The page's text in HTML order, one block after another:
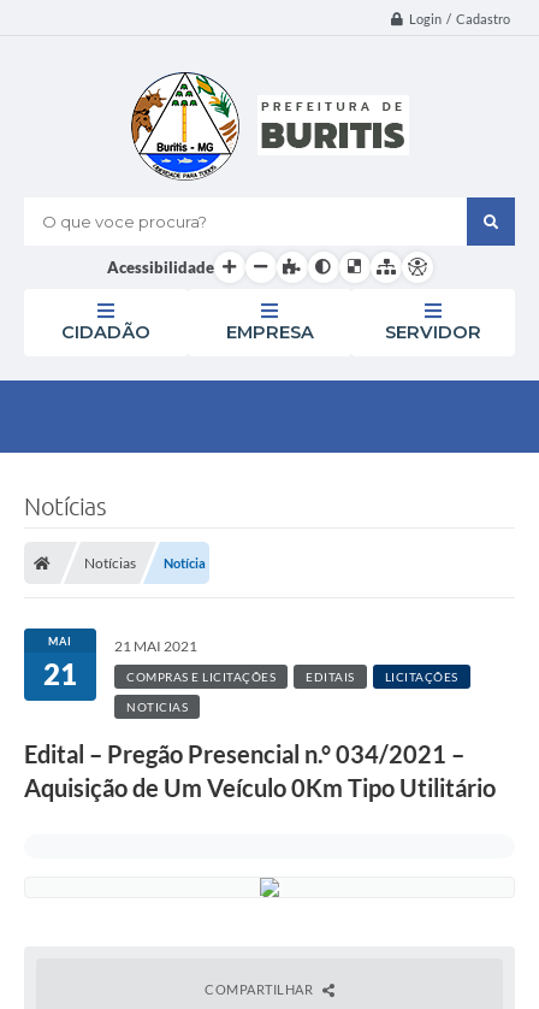
Login / Cadastro
O que voce procura?
Acessibilidade
CIDADÃO EMPRESA SERVIDOR
Notícias
Notícias Notícia
MAI
21
21 MAI 2021
COMPRAS E LICITAÇÕES EDITAIS LICITAÇÕES
NOTICIAS
Edital – Pregão Presencial n.° 034/2021 –
Aquisição de Um Veículo 0Km Tipo Utilitário
COMPARTILHAR